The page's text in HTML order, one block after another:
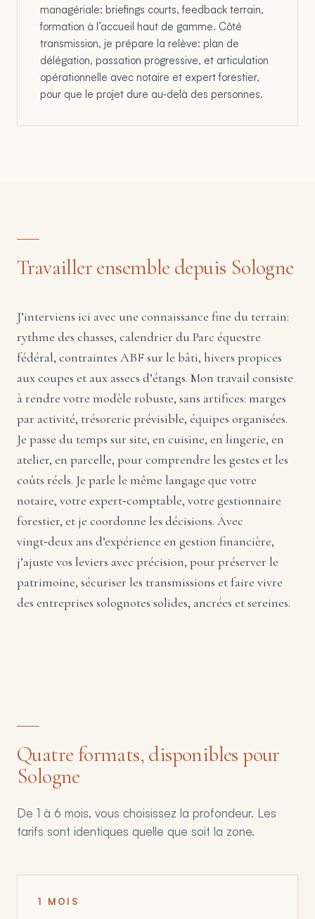
managériale: briefings courts, feedback terrain,
formation à l’accueil haut de gamme. Côté
transmission, je prépare la relève: plan de
délégation, passation progressive, et articulation
opérationnelle avec notaire et expert forestier,
pour que le projet dure au‑delà des personnes.
Travailler ensemble depuis Sologne
J’interviens ici avec une connaissance fine du terrain:
rythme des chasses, calendrier du Parc équestre
fédéral, contraintes ABF sur le bâti, hivers propices
aux coupes et aux assecs d’étangs. Mon travail consiste
à rendre votre modèle robuste, sans artifices: marges
par activité, trésorerie prévisible, équipes organisées.
Je passe du temps sur site, en cuisine, en lingerie, en
atelier, en parcelle, pour comprendre les gestes et les
coûts réels. Je parle le même langage que votre
notaire, votre expert‑comptable, votre gestionnaire
forestier, et je coordonne les décisions. Avec
vingt‑deux ans d’expérience en gestion financière,
j’ajuste vos leviers avec précision, pour préserver le
patrimoine, sécuriser les transmissions et faire vivre
des entreprises solognotes solides, ancrées et sereines.
Quatre formats, disponibles pour
Sologne
De 1 à 6 mois, vous choisissez la profondeur. Les
tarifs sont identiques quelle que soit la zone.
1 MOIS